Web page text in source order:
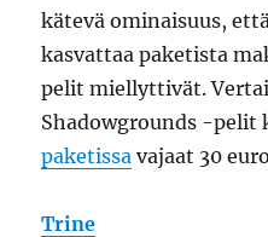
kätevä ominaisuus,
kasvattaa paketista
pelit miellyttivät.
Shadowgrounds -pelit
paketissa vajaat 30
Trine